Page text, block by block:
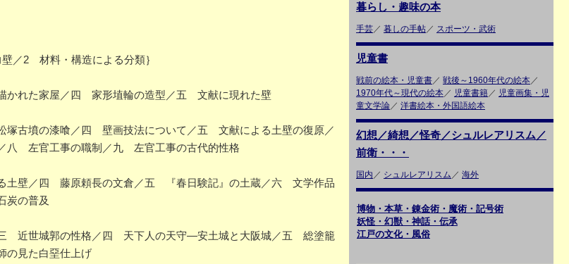
2 材料・構造による分類｝
れた家屋／四 家形埴輪の造型／五 文献に現れた壁
古墳の漆喰／四 壁画技法について／五 文献による土壁の復原／
八 左官工事の職制／九 左官工事の古代的性格
壁／四 藤原頼長の文倉／五 『春日験記』の土蔵／六 文学作品
の普及
近世城郭の性格／四 天下人の天守―安土城と大阪城／五 総塗籠
見た白堊仕上げ
暮らし・趣味の本
手芸／ 暮しの手帖／ スポーツ・武術
児童書
戦前の絵本・児童書／ 戦後～1960年代の絵本／
1970年代～現代の絵本／ 児童書籍／ 児童画集・児
童文学論／ 洋書絵本・外国語絵本
幻想／綺想／怪奇／シュルレアリスム／
前衛・・・
国内 ／ シュルレアリスム ／ 海外
博物・本草・錬金術・魔術・記号術
妖怪・幻獣・神話・伝承
江戸の文化・風俗